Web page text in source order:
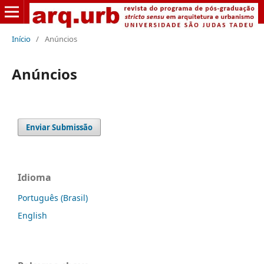
Início / Anúncios
Anúncios
Enviar Submissão
Idioma
Português (Brasil)
English